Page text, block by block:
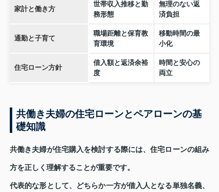
家計と働き方
世帯収入推移と勤
務形態
無理のない返
済負担
通勤と子育て
職場距離と保育教
育環境
移動時間の最
小化
住宅ローン方針
借入額と返済余裕
度
時間と安心の
両立
共働き夫婦の住宅ローンとペアローンの基
礎知識
共働き夫婦が住宅購入を検討する際には、住宅ローンの組み
方を正しく理解することが重要です。
代表的な形として、どちらか一方が借入人となる単独名義、